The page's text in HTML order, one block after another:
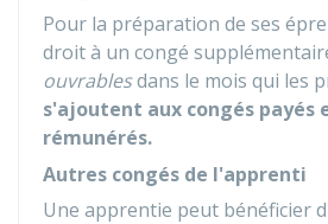
Pour la préparation de ses
droit à un congé
ouvrablesdans le mois qui les
s'ajoutent aux congés payés
rémunérés.
Autres congés de l'apprenti
Une apprentie peut bénéficier